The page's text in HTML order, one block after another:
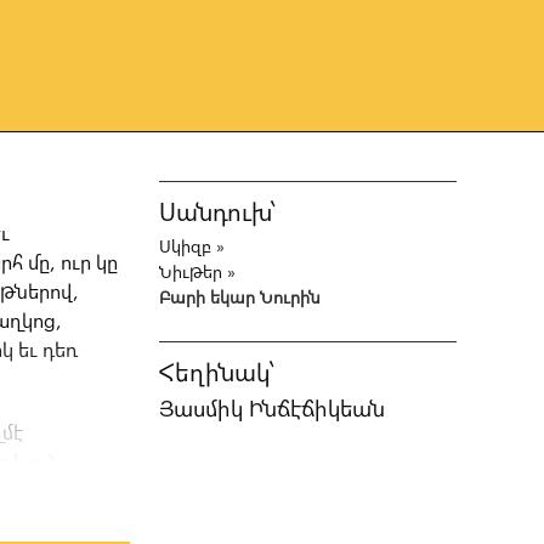
մը, ուր կը
եւ դեռ
Սանդուխ՝
Սկիզբ »
Նիւթեր »
Բարի եկար Նուրին
Հեղինակ՝
Յասմիկ Ինճէճիկեան